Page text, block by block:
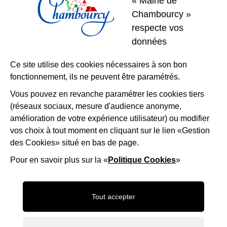
Chambourcy »
respecte vos
données
Ce site utilise des cookies nécessaires à son bon
fonctionnement, ils ne peuvent être paramétrés.
Vous pouvez en revanche paramétrer les cookies tiers
(réseaux sociaux, mesure d'audience anonyme,
amélioration de votre expérience utilisateur) ou modifier
vos choix à tout moment en cliquant sur le lien «Gestion
des Cookies» situé en bas de page.
Pour en savoir plus sur la «Politique Cookies»
Tout accepter